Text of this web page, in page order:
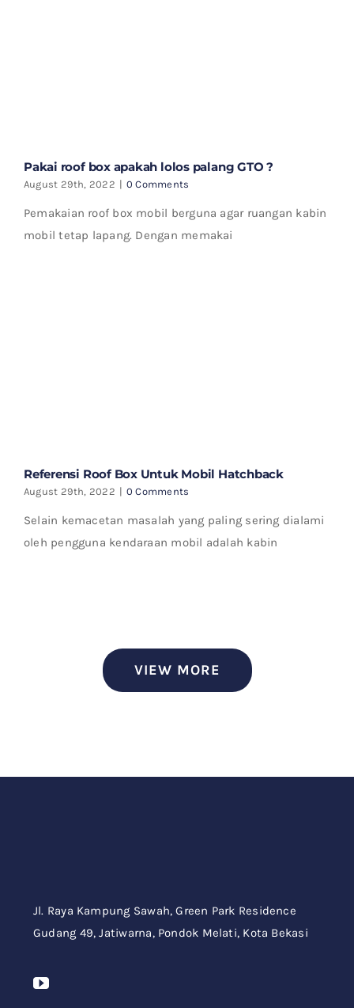
Pakai roof box apakah lolos palang GTO ?
August 29th, 2022 | 0 Comments
Pemakaian roof box mobil berguna agar ruangan kabin
mobil tetap lapang. Dengan memakai
Referensi Roof Box Untuk Mobil Hatchback
August 29th, 2022 | 0 Comments
Selain kemacetan masalah yang paling sering dialami
oleh pengguna kendaraan mobil adalah kabin
VIEW MORE
Jl. Raya Kampung Sawah,Green Park Residence
Gudang 49,Jatiwarna, Pondok Melati, Kota Bekasi